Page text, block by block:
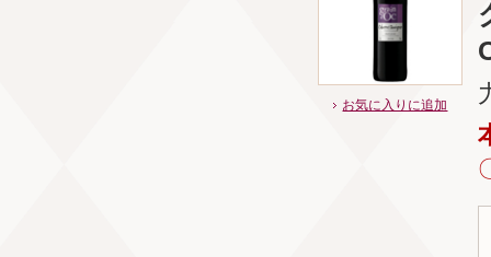
お気に入りに追加